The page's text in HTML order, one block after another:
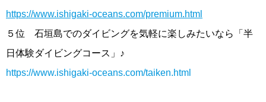
https://www.ishigaki-oceans.com/premium.html
５位 石垣島でのダイビングを気軽に楽しみたいなら「半
日体験ダイビングコース」♪
https://www.ishigaki-oceans.com/taiken.html